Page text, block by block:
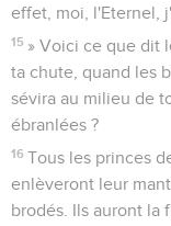
effet, moi, l'Eternel,
15 » Voici ce que dit
ta chute, quand les
sévira au milieu de
ébranlées ?
16 Tous les princes
enlèveront leur
brodés. Ils auront la